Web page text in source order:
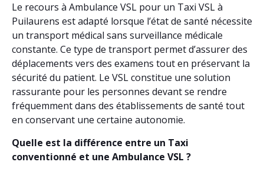
Le recours à Ambulance VSL pour un Taxi VSL à
Puilaurens est adapté lorsque l’état de santé nécessite
un transport médical sans surveillance médicale
constante. Ce type de transport permet d’assurer des
déplacements vers des examens tout en préservant la
sécurité du patient. Le VSL constitue une solution
rassurante pour les personnes devant se rendre
fréquemment dans des établissements de santé tout
en conservant une certaine autonomie.
Quelle est la différence entre un Taxi
conventionné et une Ambulance VSL ?